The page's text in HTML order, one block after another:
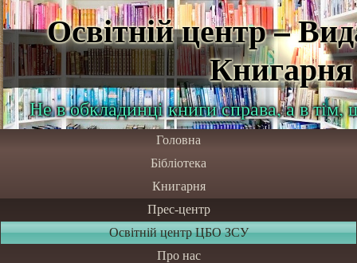
Освітній центр –
Книгарня
Не в обкладинці книги справа, а в
Головна
Бібліотека
Книгарня
Прес-центр
Освітній центр ЦБО ЗСУ
Про нас